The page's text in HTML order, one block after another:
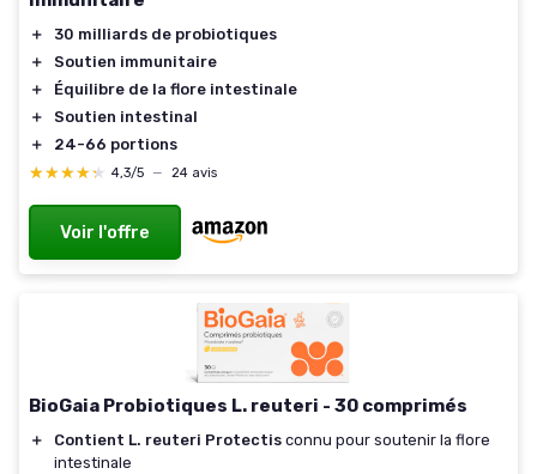
＋
30 milliards de probiotiques
＋
Soutien immunitaire
＋
Équilibre de la flore intestinale
＋
Soutien intestinal
＋
24-66 portions
★★★★★
★★★★★ 4,3/5 — 24 avis
Voir l'offre
BioGaia Probiotiques L. reuteri - 30 comprimés
＋ Contient L. reuteri Protectis connu pour soutenir la flore
intestinale